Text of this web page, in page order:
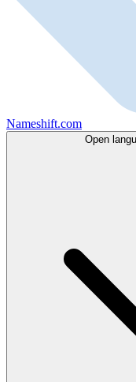
Nameshift.com
Open